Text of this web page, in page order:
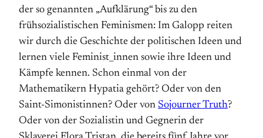
der so genannten „Aufklärung“ bis zu den
frühsozialistischen Feminismen: Im Galopp reiten
wir durch die Geschichte der politischen Ideen und
lernen viele Feminist_innen sowie ihre Ideen und
Kämpfe kennen. Schon einmal von der
Mathematikern Hypatia gehört? Oder von den
Saint-Simonistinnen? Oder von Sojourner Truth?
Oder von der Sozialistin und Gegnerin der